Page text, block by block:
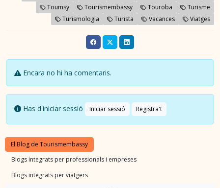
Toumsy
Tourismembassy Touroba
Turisme
Turismologia
Turista Vacances Viatges
Encara no hi ha comentaris.
Has d'iniciar sessió Iniciar sessió Registra't
El Blog de Tourismembassy
Blogs integrats per professionals i empreses
Blogs integrats per viatgers